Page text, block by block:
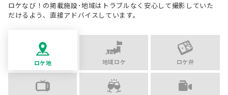
ロケなび！の掲載施設･地域はトラブルなく安心して撮影していた
だけるよう、直接アドバイスしています。
ロケ地 地域ロケ ロケ弁